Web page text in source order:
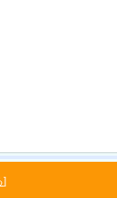
]